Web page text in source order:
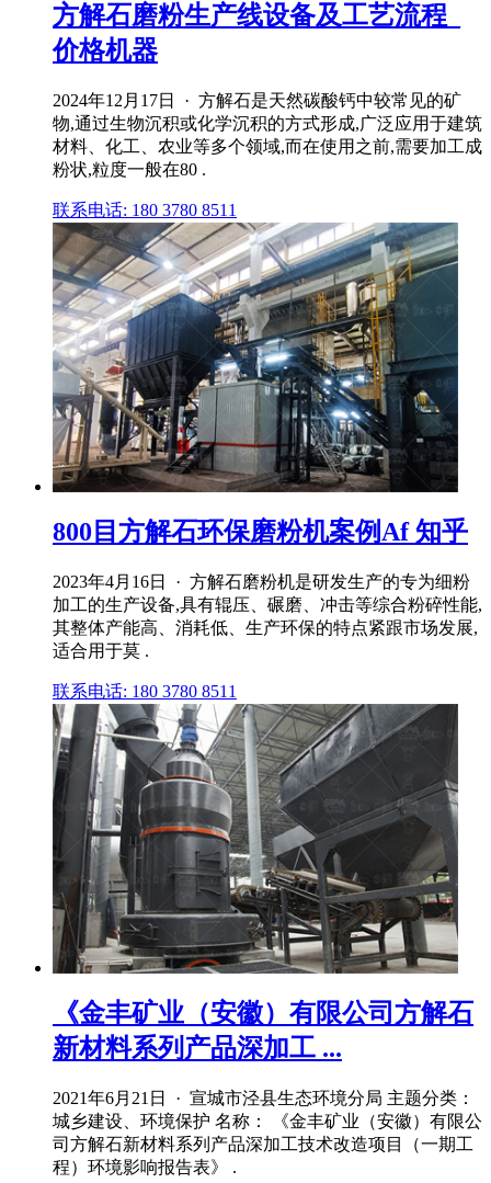
方解石磨粉生产线设备及工艺流程_
价格机器
2024年12月17日 · 方解石是天然碳酸钙中较常见的矿
物,通过生物沉积或化学沉积的方式形成,广泛应用于建筑
材料、化工、农业等多个领域,而在使用之前,需要加工成
粉状,粒度一般在80 .
联系电话: 180 3780 8511
800目方解石环保磨粉机案例Af 知乎
2023年4月16日 · 方解石磨粉机是研发生产的专为细粉
加工的生产设备,具有辊压、碾磨、冲击等综合粉碎性能,
其整体产能高、消耗低、生产环保的特点紧跟市场发展,
适合用于莫 .
联系电话: 180 3780 8511
《金丰矿业（安徽）有限公司方解石
新材料系列产品深加工 ...
2021年6月21日 · 宣城市泾县生态环境分局 主题分类：
城乡建设、环境保护 名称： 《金丰矿业（安徽）有限公
司方解石新材料系列产品深加工技术改造项目（一期工
程）环境影响报告表》 .